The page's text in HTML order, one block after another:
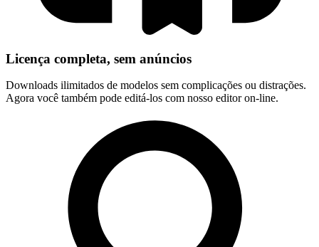
Licença completa, sem anúncios
Downloads ilimitados de modelos sem complicações ou distrações.
Agora você também pode editá-los com nosso editor on-line.